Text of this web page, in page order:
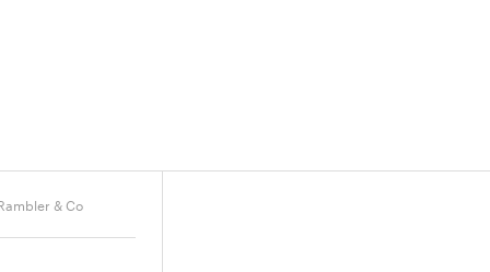
& Co